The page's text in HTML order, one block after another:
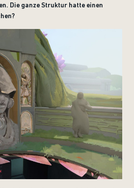
Die ganze Struktur hatte einen